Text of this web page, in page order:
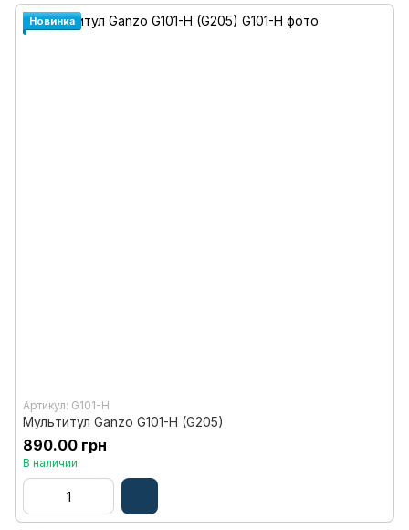
Новинка
Артикул: G101-H
Мультитул Ganzo G101-H (G205)
890.00 грн
В наличии